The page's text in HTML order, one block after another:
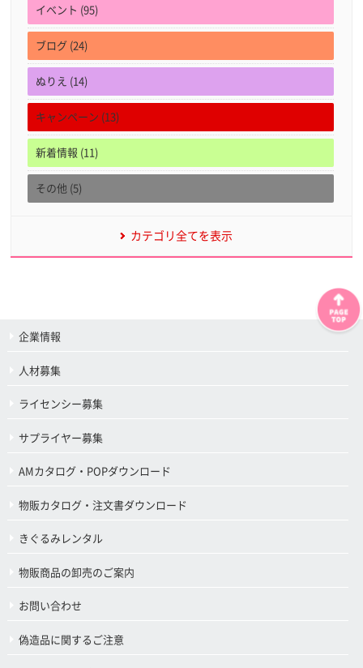
イベント (95)
ブログ (24)
ぬりえ (14)
キャンペーン (13)
新着情報 (11)
その他 (5)
カテゴリ全てを表示
企業情報
人材募集
ライセンシー募集
サプライヤー募集
AMカタログ・POPダウンロード
物販カタログ・注文書ダウンロード
きぐるみレンタル
物販商品の卸売のご案内
お問い合わせ
偽造品に関するご注意